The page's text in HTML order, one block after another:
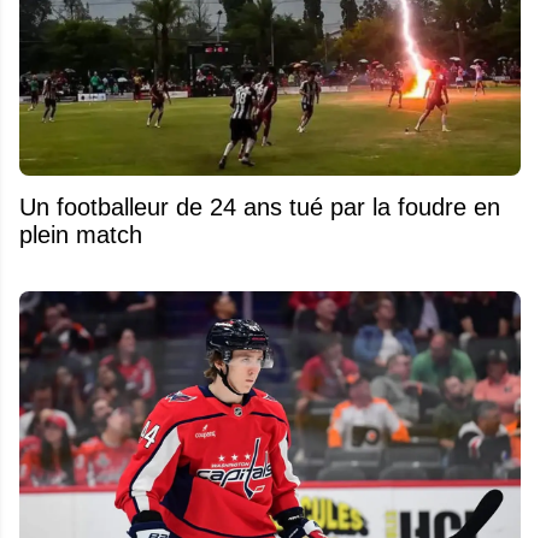
Un footballeur de 24 ans tué par la foudre en
plein match